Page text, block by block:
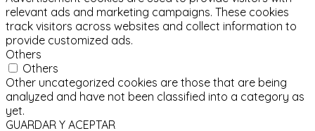
relevant ads and marketing campaigns. These cookies
track visitors across websites and collect information to
provide customized ads.
Others
Others
Other uncategorized cookies are those that are being
analyzed and have not been classified into a category as
yet.
GUARDAR Y ACEPTAR